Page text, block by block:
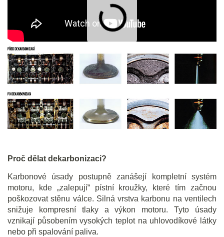
Proč dělat dekarbonizaci?
Karbonové úsady postupně zanášejí kompletní systém
motoru, kde „zalepují“ pístní kroužky, které tím začnou
poškozovat stěnu válce. Silná vrstva karbonu na ventilech
snižuje kompresní tlaky a výkon motoru. Tyto úsady
vznikají působením vysokých teplot na uhlovodíkové látky
nebo při spalování paliva.